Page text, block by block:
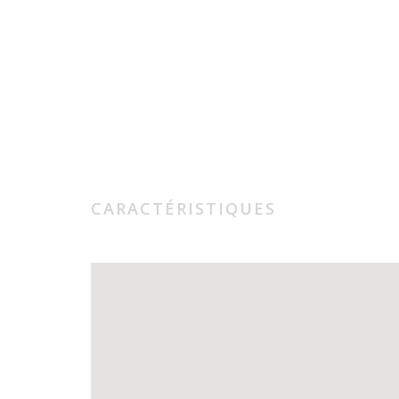
CARACTÉRISTIQUES